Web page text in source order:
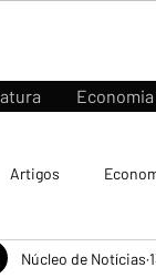
Economia
Artigos
Núcleo de Notícias